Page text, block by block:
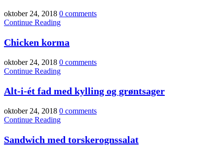
oktober 24, 2018 0 comments
Continue Reading
Chicken korma
oktober 24, 2018 0 comments
Continue Reading
Alt-i-ét fad med kylling og grøntsager
oktober 24, 2018 0 comments
Continue Reading
Sandwich med torskerognssalat